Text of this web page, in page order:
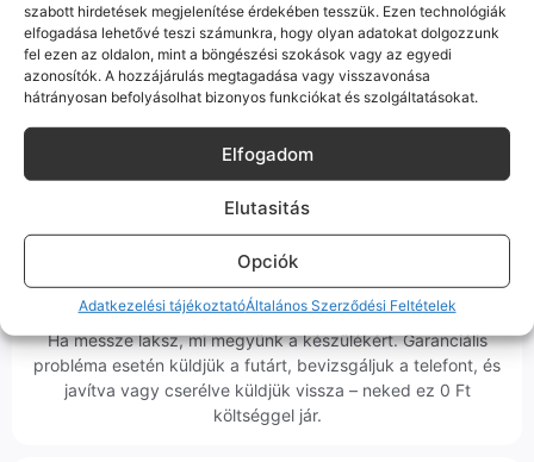
szabott hirdetések megjelenítése érdekében tesszük. Ezen technológiák
elfogadása lehetővé teszi számunkra, hogy olyan adatokat dolgozzunk
fel ezen az oldalon, mint a böngészési szokások vagy az egyedi
azonosítók. A hozzájárulás megtagadása vagy visszavonása
hátrányosan befolyásolhat bizonyos funkciókat és szolgáltatásokat.
Elfogadom
Elutasitás
Opciók
Adatkezelési tájékoztatóÁltalános Szerződési Feltételek
Korrekt Ügyintézés
Hibázni emberi dolog, de a felelősségvállalás nálunk alap.
Ha ritkán előfordul egy hiba, nem kifogásokat keresünk,
hanem megoldást. Szakértő kollégáink azonnal kézbe
Ingyenes Futár & Szerviz
Ha messze laksz, mi megyünk a készülékért. Garanciális
probléma esetén küldjük a futárt, bevizsgáljuk a telefont, és
javítva vagy cserélve küldjük vissza – neked ez 0 Ft
költséggel jár.